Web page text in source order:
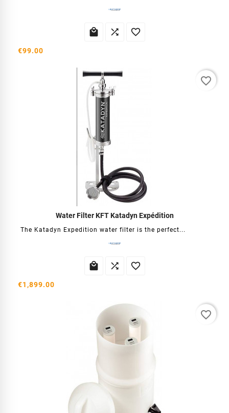
  
€99.00
Water Filter KFT Katadyn Expédition
The Katadyn Expedition water filter is the perfect...
  
€1,899.00
favorite_border
favorite_border